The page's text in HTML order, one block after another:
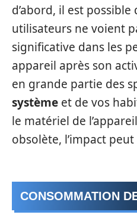
d’abord, il est
utilisateurs ne voient
significative dans les
appareil après son
en grande partie des
système et de vos
le matériel de
obsolète, l’impact
CONSOMMATION